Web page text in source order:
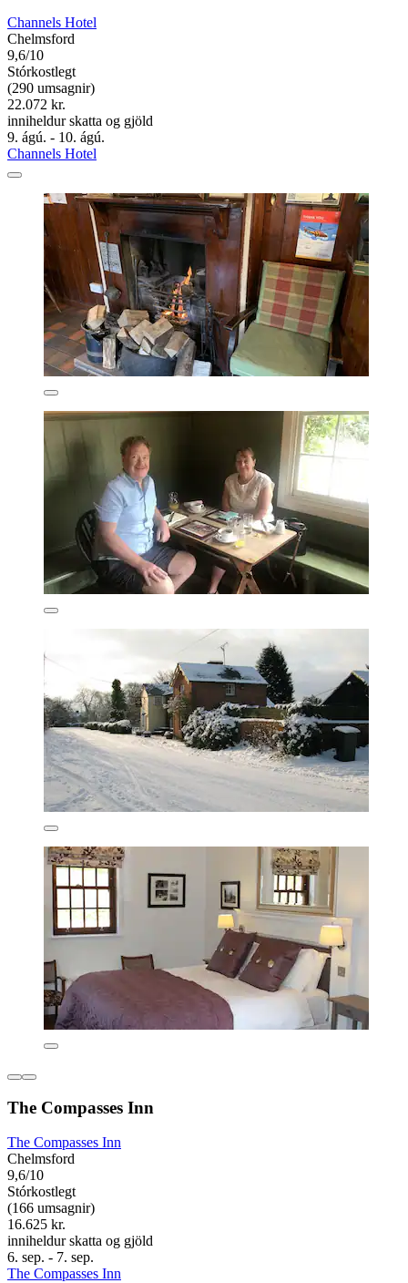
Channels Hotel
Chelmsford
9,6/10
Stórkostlegt
(290 umsagnir)
22.072 kr.
inniheldur skatta og gjöld
9. ágú. - 10. ágú.
Channels Hotel
The Compasses Inn
The Compasses Inn
Chelmsford
9,6/10
Stórkostlegt
(166 umsagnir)
16.625 kr.
inniheldur skatta og gjöld
6. sep. - 7. sep.
The Compasses Inn